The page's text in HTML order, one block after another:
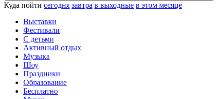
Куда пойти сегодня завтра в выходные в этом месяце
Выставки
Фестивали
С детьми
Активный отдых
Музыка
Шоу
Праздники
Образование
Бесплатно